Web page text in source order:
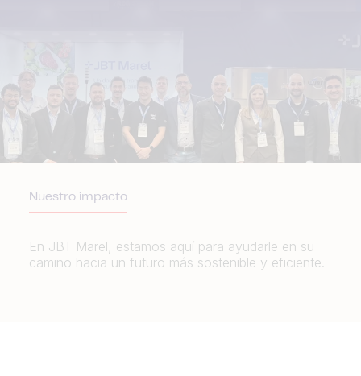
Nuestro impacto
En JBT Marel, estamos aquí para ayudarle en su
camino hacia un futuro más sostenible y eficiente.